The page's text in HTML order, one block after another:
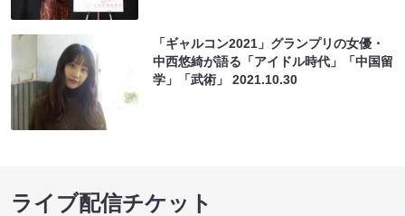
「ギャルコン2021」グランプリの女優・
中西悠綺が語る「アイドル時代」「中国留
学」「武術」2021.10.30
ライブ配信チケット